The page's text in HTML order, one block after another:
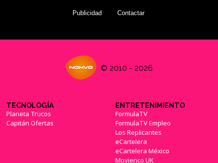
Publicidad Contactar
© 2010 - 2026
TECNOLOGÍA
Planeta Trucos
Capitán Ofertas
ENTRETENIMIENTO
FormulaTV
FormulaTV Empleo
Los Replicantes
eCartelera
eCartelera México
Movienco UK